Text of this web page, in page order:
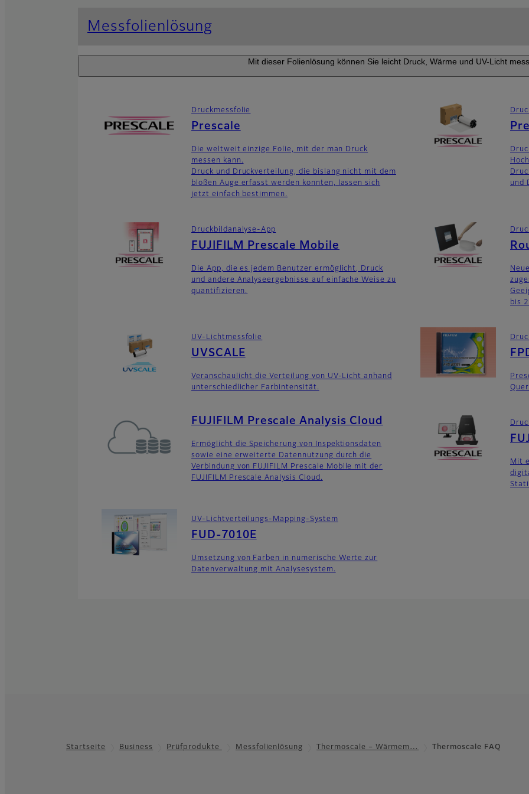
Messfolienlösung
Mit dieser Folienlösung können Sie leicht Druck, Wärme und UV-Licht
Druckmessfolie
Prescale
Die weltweit einzige Folie, mit der man Druck
messen kann.
Druck und Druckverteilung, die bislang nicht mit dem
bloßen Auge erfasst werden konnten, lassen sich
jetzt einfach bestimmen.
und
Druckbildanalyse-App
FUJIFILM Prescale Mobile
Die App, die es jedem Benutzer ermöglicht, Druck
und andere Analyseergebnisse auf einfache Weise zu
quantifizieren.
bis
UV-Lichtmessfolie
UVSCALE
Veranschaulicht die Verteilung von UV-Licht anhand
unterschiedlicher Farbintensität.
FUJIFILM Prescale Analysis Cloud
Ermöglicht die Speicherung von Inspektionsdaten
sowie eine erweiterte Datennutzung durch die
Verbindung von FUJIFILM Prescale Mobile mit der
FUJIFILM Prescale Analysis Cloud.
Mit
UV-Lichtverteilungs-Mapping-System
FUD-7010E
Umsetzung von Farben in numerische Werte zur
Datenverwaltung mit Analysesystem.
Startseite Business Prüfprodukte Messfolienlösung Thermoscale – Wärmem… Thermoscale FAQ